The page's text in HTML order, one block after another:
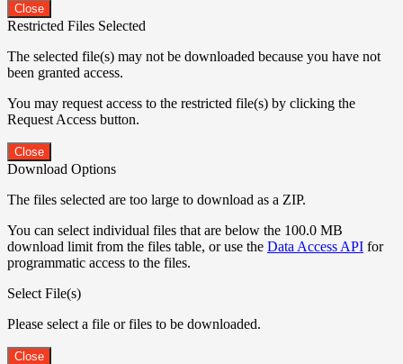
Close
Restricted Files Selected
The selected file(s) may not be downloaded because you have not
been granted access.
You may request access to the restricted file(s) by clicking the
Request Access button.
Close
Download Options
The files selected are too large to download as a ZIP.
You can select individual files that are below the 100.0 MB
download limit from the files table, or use the Data Access API for
programmatic access to the files.
Select File(s)
Please select a file or files to be downloaded.
Close